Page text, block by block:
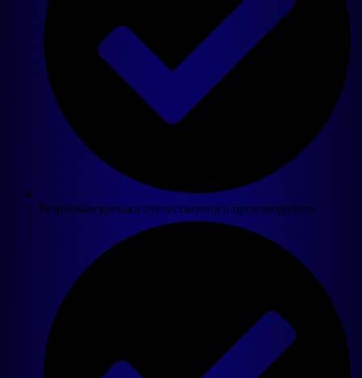
Резиновая крошка отечественного производителя